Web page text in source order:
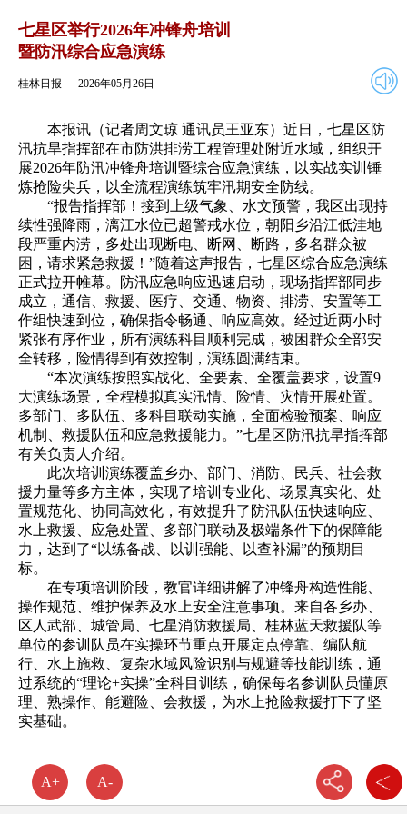
A+ A-
2026年05月26日
七星区举行2026年冲锋舟培训
暨防汛综合应急演练
桂林日报 2026年05月26日
本报讯（记者周文琼 通讯员王亚东）近日，七星区防
汛抗旱指挥部在市防洪排涝工程管理处附近水域，组织开
展2026年防汛冲锋舟培训暨综合应急演练，以实战实训锤
炼抢险尖兵，以全流程演练筑牢汛期安全防线。
“报告指挥部！接到上级气象、水文预警，我区出现持
续性强降雨，漓江水位已超警戒水位，朝阳乡沿江低洼地
段严重内涝，多处出现断电、断网、断路，多名群众被
困，请求紧急救援！”随着这声报告，七星区综合应急演练
正式拉开帷幕。防汛应急响应迅速启动，现场指挥部同步
成立，通信、救援、医疗、交通、物资、排涝、安置等工
作组快速到位，确保指令畅通、响应高效。经过近两小时
紧张有序作业，所有演练科目顺利完成，被困群众全部安
全转移，险情得到有效控制，演练圆满结束。
“本次演练按照实战化、全要素、全覆盖要求，设置9
大演练场景，全程模拟真实汛情、险情、灾情开展处置。
多部门、多队伍、多科目联动实施，全面检验预案、响应
机制、救援队伍和应急救援能力。”七星区防汛抗旱指挥部
有关负责人介绍。
此次培训演练覆盖乡办、部门、消防、民兵、社会救
援力量等多方主体，实现了培训专业化、场景真实化、处
置规范化、协同高效化，有效提升了防汛队伍快速响应、
水上救援、应急处置、多部门联动及极端条件下的保障能
力，达到了“以练备战、以训强能、以查补漏”的预期目
标。
在专项培训阶段，教官详细讲解了冲锋舟构造性能、
操作规范、维护保养及水上安全注意事项。来自各乡办、
区人武部、城管局、七星消防救援局、桂林蓝天救援队等
单位的参训队员在实操环节重点开展定点停靠、编队航
行、水上施救、复杂水域风险识别与规避等技能训练，通
过系统的“理论+实操”全科目训练，确保每名参训队员懂原
理、熟操作、能避险、会救援，为水上抢险救援打下了坚
实基础。